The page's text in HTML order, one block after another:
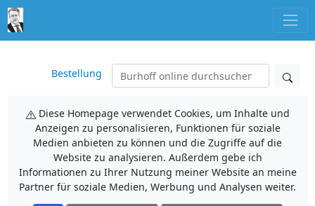
Bestellung
Diese Homepage verwendet Cookies, um Inhalte und
Anzeigen zu personalisieren, Funktionen für soziale
Medien anbieten zu können und die Zugriffe auf die
Website zu analysieren. Außerdem gebe ich
Informationen zu Ihrer Nutzung meiner Website an meine
Partner für soziale Medien, Werbung und Analysen weiter.